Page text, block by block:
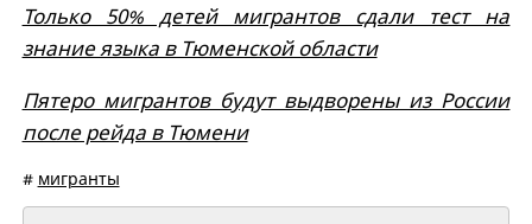
Только 50% детей мигрантов сдали тест на
знание языка в Тюменской области
Пятеро мигрантов будут выдворены из России
после рейда в Тюмени
# мигранты